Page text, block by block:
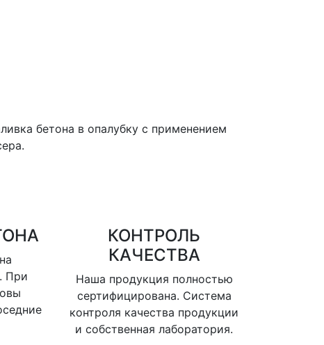
бетона в опалубку с применением
При
КОНТРОЛЬ
КАЧЕСТВА
Наша продукция полностью
сертифицирована. Система
контроля качества продукции
и собственная лаборатория.